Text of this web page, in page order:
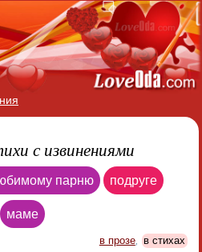
с извинениями
парню подруге
маме
в прозе, в стихах